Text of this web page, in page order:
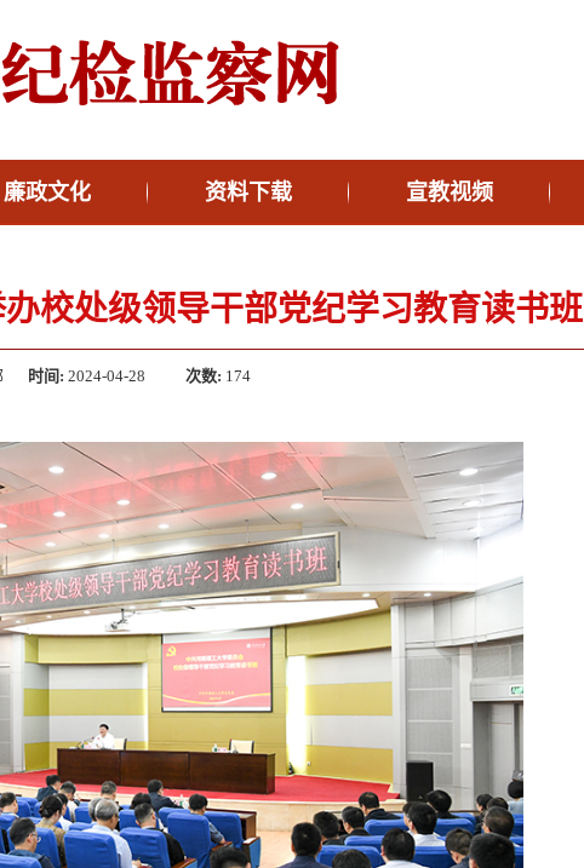
廉政文化 资料下载 宣教视频
校处级领导干部党纪学习教育读书班
时间: 2024-04-28 次数: 174